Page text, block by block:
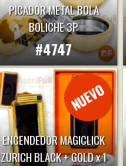
PICADOR METAL BOLA
BOLICHE 3P
#4747
ENCENDEDOR MAGICLICK
ZURICH BLACK + GOLD x 1